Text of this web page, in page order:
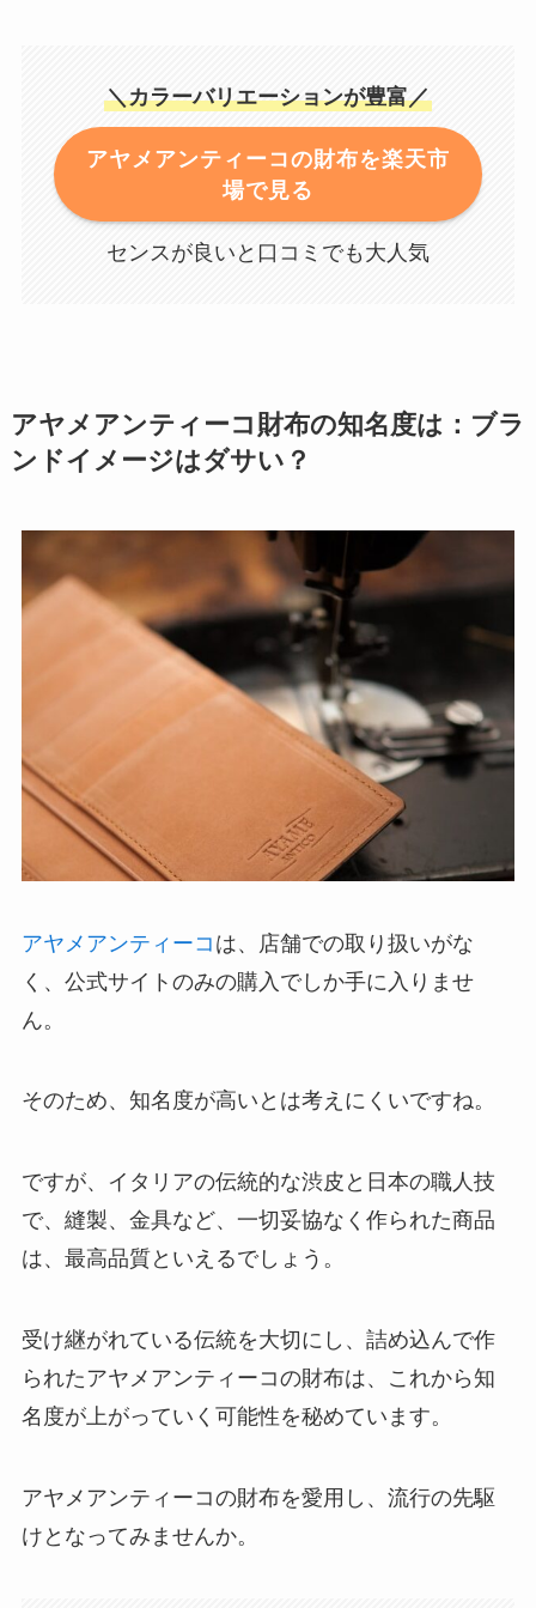
＼カラーバリエーションが豊富／
アヤメアンティーコの財布を楽天市
場で見る
センスが良いと口コミでも大人気
アヤメアンティーコ財布の知名度は：ブラ
ンドイメージはダサい？
アヤメアンティーコ は、店舗での取り扱いがな
く、公式サイトのみの購入でしか手に入りませ
ん。
そのため、知名度が高いとは考えにくいですね。
ですが、イタリアの伝統的な渋皮と日本の職人技
で、縫製、金具など、一切妥協なく作られた商品
は、最高品質といえるでしょう。
受け継がれている伝統を大切にし、詰め込んで作
られたアヤメアンティーコの財布は、これから知
名度が上がっていく可能性を秘めています。
アヤメアンティーコの財布を愛用し、流行の先駆
けとなってみませんか。